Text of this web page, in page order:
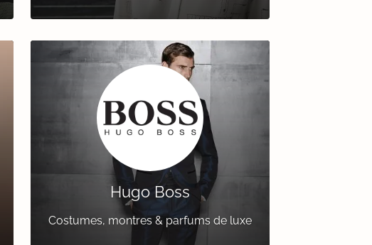
Hugo Boss
Costumes, montres & parfums de luxe